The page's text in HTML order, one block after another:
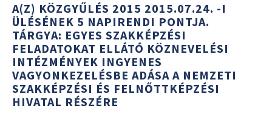
A(Z) KÖZGYŰLÉS 2015 2015.07.24. -I
ÜLÉSÉNEK 5 NAPIRENDI PONTJA.
TÁRGYA: EGYES SZAKKÉPZÉSI
FELADATOKAT ELLÁTÓ KÖZNEVELÉSI
INTÉZMÉNYEK INGYENES
VAGYONKEZELÉSBE ADÁSA A NEMZETI
SZAKKÉPZÉSI ÉS FELNŐTTKÉPZÉSI
HIVATAL RÉSZÉRE